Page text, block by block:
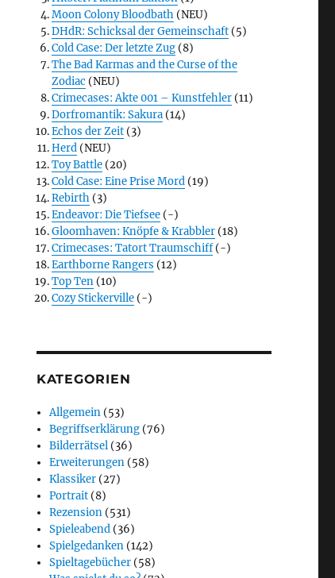
Moon Colony Bloodbath (NEU)
DHdR: Schicksal der Gemeinschaft (5)
Cold Case: Der letzte Zug (8)
The Bad Karmas and the Curse of the
Zodiac (NEU)
Crimecases: Akte 001 – Kunstfehler (11)
Dorfromantik: Sakura (14)
Echos der Zeit (3)
Herd (NEU)
Toy Battle (20)
Cold Case: Eine Prise Mord (19)
Rebirth (3)
Endeavor: Die Tiefsee (-)
Gloomhaven: Knöpfe & Krabbler (18)
Crimecases: Tatort Traumschiff(-)
Earthborne Rangers (12)
Top Ten (10)
Cozy Stickerville (-)
KATEGORIEN
Allgemein (53)
Begriffserklärung (76)
Bilderrätsel (36)
Erweiterungen (58)
Klassiker (27)
Portrait (8)
Rezension (531)
Spieleabend (36)
Spielgedanken (142)
Spieltagebücher (58)